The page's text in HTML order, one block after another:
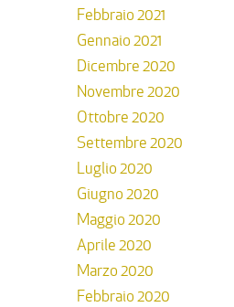
Febbraio 2021
Gennaio 2021
Dicembre 2020
Novembre 2020
Ottobre 2020
Settembre 2020
Luglio 2020
Giugno 2020
Maggio 2020
Aprile 2020
Marzo 2020
Febbraio 2020